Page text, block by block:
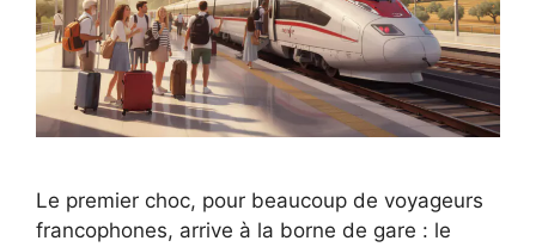
Le premier choc, pour beaucoup de voyageurs
francophones, arrive à la borne de gare : le